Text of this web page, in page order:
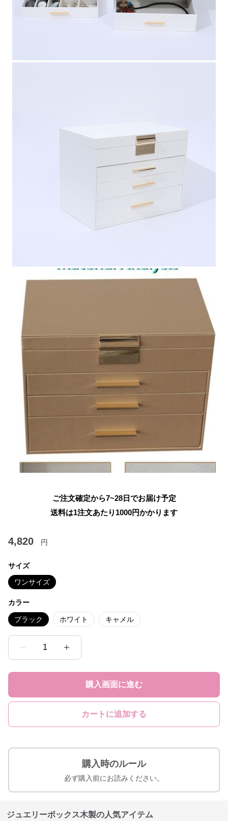
ご注文確定から7~28日でお届け予定
送料は1注文あたり 1000円かかります
4,820 円
サイズ
ワンサイズ
カラー
ブラック ホワイト キャメル
1
購入画面に進む
カートに追加する
購入時のルール
必ず購入前にお読みください。
ジュエリーボックス木製の人気アイテム